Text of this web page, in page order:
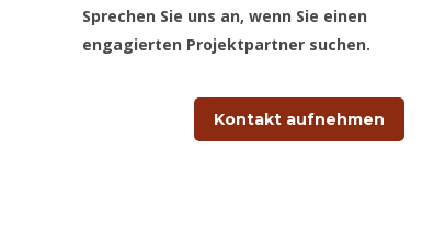
Sprechen Sie uns an, wenn Sie einen
engagierten Projektpartner suchen.
Kontakt aufnehmen